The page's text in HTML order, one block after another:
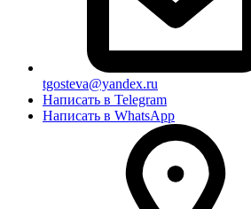
tgosteva@yandex.ru
Написать в Telegram
Написать в WhatsApp